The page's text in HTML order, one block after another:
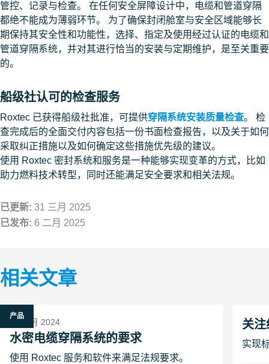
管控、记录与检查。 在任何安全屏障设计中，电缆和管道穿隔
都绝不能成为薄弱环节。 为了确保封闭舱室与安全区域能够长
期保持其安全性和功能性，选择、指定及使用经过认证的电缆和
管道穿隔系统，并对其进行恰当的安装与定期维护，是至关重要
的。
船级社认可的检查服务
Roxtec 已获得船级社批准，可提供穿隔系统安装质量检查。 检
查完成后的全面交付内容包括一份书面检查报告，以及关于如何
采取纠正措施以及如何确定这些措施优先级的建议。
使用 Roxtec 密封系统和服务是一种能够实现变革的方式，比如
助力燃料技术转型，同时还能满足安全要求和相关法规。
已更新: 31 三月 2025
已发布: 6 二月 2025
相关文章
产品
24 九月 2024
水密电缆穿隔系统的要求
使用 Roxtec 服务和软件来满足法规要求。
关
实现